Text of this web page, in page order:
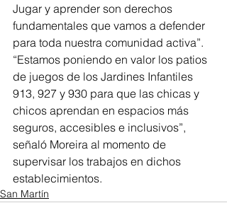
Jugar y aprender son derechos
fundamentales que vamos a defender
para toda nuestra comunidad activa”.
“Estamos poniendo en valor los patios
de juegos de los Jardines Infantiles
913, 927 y 930 para que las chicas y
chicos aprendan en espacios más
seguros, accesibles e inclusivos”,
señaló Moreira al momento de
supervisar los trabajos en dichos
establecimientos.
San Martín